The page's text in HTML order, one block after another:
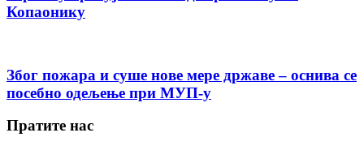
Копаонику
Због пожара и суше нове мере државе – оснива се
посебно одељење при МУП-у
Пратите нас